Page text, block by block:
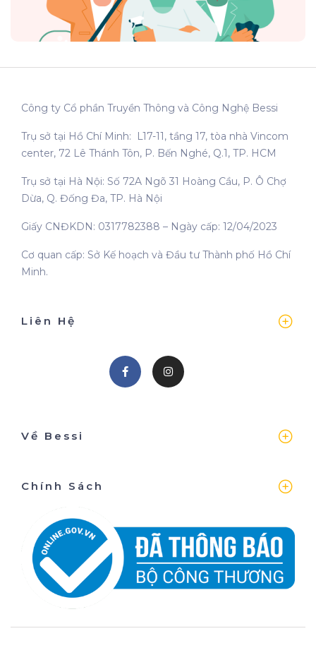
Liên Hệ
Về Bessi
Chính Sách
Công ty Cổ phần Truyền Thông và Công Nghệ Bessi
Trụ sở tại Hồ Chí Minh: L17-11, tầng 17, tòa nhà Vincom
center, 72 Lê Thánh Tôn, P. Bến Nghé, Q.1, TP. HCM
Trụ sở tại Hà Nội: Số 72A Ngõ 31 Hoàng Cầu, P. Ô Chợ
Dừa, Q. Đống Đa, TP. Hà Nội
Giấy CNĐKDN: 0317782388 – Ngày cấp: 12/04/2023
Cơ quan cấp: Sở Kế hoạch và Đầu tư Thành phố Hồ Chí
Minh.